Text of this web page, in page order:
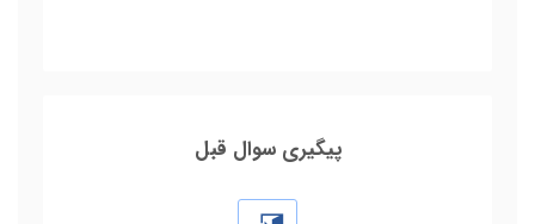
پیگیری سوال قبل